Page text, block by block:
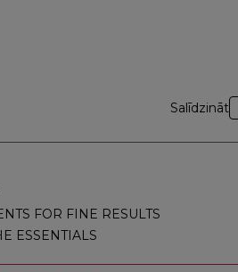
Salīdzināt
FOR FINE RESULTS
ESSENTIALS